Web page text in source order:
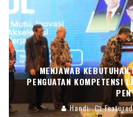
MENJAWAB
PENGUATAN KOMPETENSI
Handi Featured